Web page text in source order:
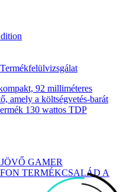
92 milliméteres
amely a költségvetés-barát
130 wattos TDP
GAMER
TERMÉKCSALÁD A